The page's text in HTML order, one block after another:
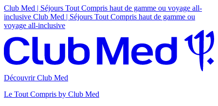
Club Med | Séjours Tout Compris haut de gamme ou voyage all-
inclusive Club Med | Séjours Tout Compris haut de gamme ou
voyage all-inclusive
Découvrir Club Med
Le Tout Compris by Club Med